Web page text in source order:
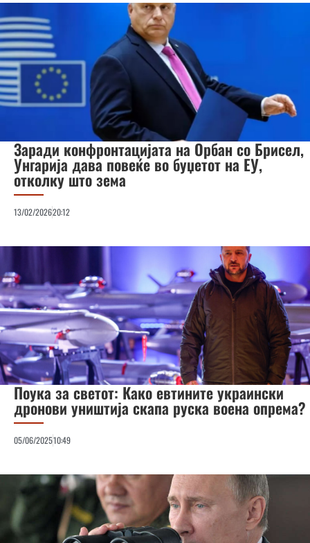
Заради конфронтацијата на Орбан со Брисел,
Унгарија дава повеќе во буџетот на ЕУ,
отколку што зема
13/02/202620:12
Поука за светот: Како евтините украински
дронови уништија скапа руска воена опрема?
05/06/202510:49